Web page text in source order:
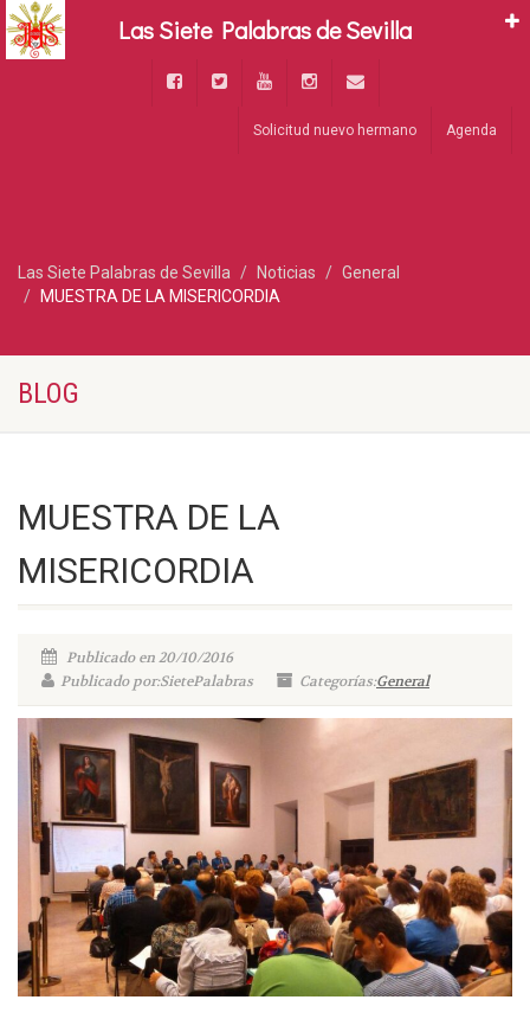
Solicitud nuevo hermano Agenda
Las Siete Palabras de Sevilla Noticias
General
MUESTRA DE LA MISERICORDIA
BLOG
MUESTRA DE LA
MISERICORDIA
Publicado en 20/10/2016
Publicado por:SietePalabras
Categorías:General
Las Siete Palabras de Sevilla